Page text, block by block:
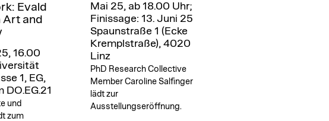
Mai 25, ab 18.00 Uhr;
Finissage: 13. Juni 25
Spaunstraße 1 (Ecke
Kremplstraße), 4020
Linz
PhD Research Collective
Member Caroline Salfinger
lädt zur
Ausstellungseröffnung.
Evald
Art and
16.00
1, EG,
DO.EG.21
und
zum